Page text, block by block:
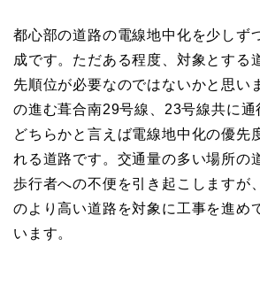
都心部の道路の電線地中化を少しず
成です。ただある程度、対象とする
先順位が必要なのではないかと思い
の進む葺合南29号線、23号線共に通
どちらかと言えば電線地中化の優先
れる道路です。交通量の多い場所の
歩行者への不便を引き起こしますが
のより高い道路を対象に工事を進め
います。